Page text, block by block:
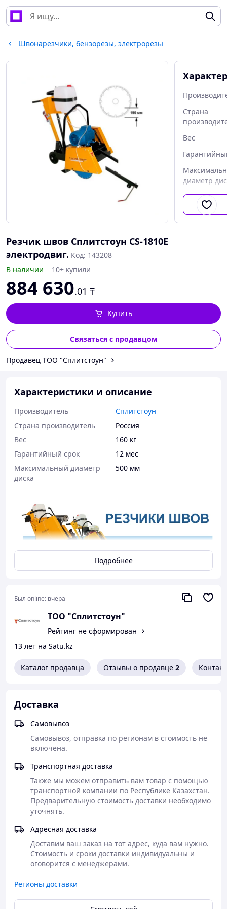
Швонарезчики, бензорезы, электрорезы
Страна
Вес
диаметр
Резчик швов Сплитстоун СS-1810E
электродвиг. Код: 143208
В наличии
10+ купили
884 630.01 ₸
Купить
Связаться с продавцом
Продавец ТОО "Сплитстоун"
Характеристики и описание
Производитель
Сплитстоун
Страна производитель
Россия
Вес
160 кг
Гарантийный срок
12 мес
Максимальный диаметр
диска
500 мм
Резчик швов
СS-1810E с
электродвигат
елем
характеристики
АИР 112 M2
Мощность
Напряжение
электропитания:
Подробнее
Был online: вчера
ТОО "Сплитстоун"
Рейтинг не сформирован
13 лет на Satu.kz
Каталог продавца Отзывы о продавце 2
Доставка
Самовывоз
Самовывоз, отправка по регионам в стоимость не
включена.
Транспортная доставка
Также мы можем отправить вам товар с помощью
транспортной компании по Республике Казахстан.
Предварительную стоимость доставки необходимо
уточнять.
Адресная доставка
Доставим ваш заказ на тот адрес, куда вам нужно.
Стоимость и сроки доставки индивидуальны и
оговорится с менеджерами.
Регионы доставки